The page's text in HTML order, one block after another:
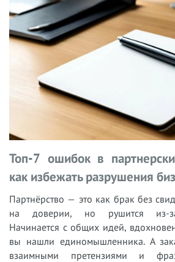
Топ-7 ошибок в
как избежать разрушения
Партнёрство — это как брак без
на доверии, но рушится из-за
Начинается с общих идей,
вы нашли единомышленника. А
взаимными претензиями и